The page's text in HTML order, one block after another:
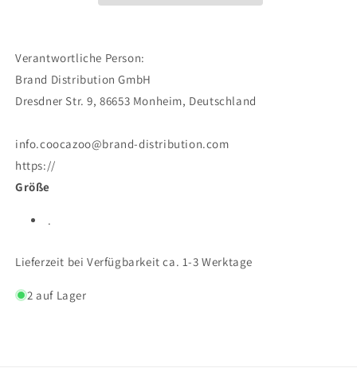
Verantwortliche Person:
Brand Distribution GmbH
Dresdner Str. 9, 86653 Monheim, Deutschland
info.coocazoo@brand-distribution.com
https://
Größe
.
Lieferzeit bei Verfügbarkeit ca. 1-3 Werktage
2 auf Lager